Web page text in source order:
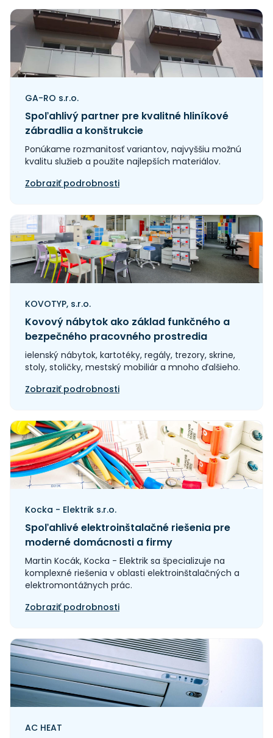
GA-RO s.r.o.
Spoľahlivý partner pre kvalitné hliníkové
zábradlia a konštrukcie
Ponúkame rozmanitosť variantov, najvyššiu možnú
kvalitu služieb a použite najlepších materiálov.
Zobraziť podrobnosti
KOVOTYP, s.r.o.
Kovový nábytok ako základ funkčného a
bezpečného pracovného prostredia
ielenský nábytok, kartotéky, regály, trezory, skrine,
stoly, stoličky, mestský mobiliár a mnoho ďalšieho.
Zobraziť podrobnosti
Kocka - Elektrik s.r.o.
Spoľahlivé elektroinštalačné riešenia pre
moderné domácnosti a firmy
Martin Kocák, Kocka - Elektrik sa špecializuje na
komplexné riešenia v oblasti elektroinštalačných a
elektromontážnych prác.
Zobraziť podrobnosti
AC HEAT